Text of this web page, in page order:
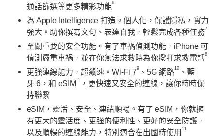
通話篩選等更多精彩功能6
為 Apple Intelligence 打造。個人化，保護隱私，實力
強大。助你撰寫文句、表達自我，輕鬆完成各種任務7
至關重要的安全功能。有了車禍偵測功能，iPhone 可
偵測嚴重車禍，並在你無法求救時為你撥打求救電話8
更強連線能力，超飆速。Wi-Fi 79 、5G 網路10 、藍
牙 6，和 eSIM 11 ，更快速又安全的連線，讓你時時保
持聯繫
eSIM，靈活、安全、連結順暢。有了 eSIM，你就擁
有更大的靈活度、更強的便利性、更好的安全防護，
以及順暢的連線能力，特別適合在出國時使用 11